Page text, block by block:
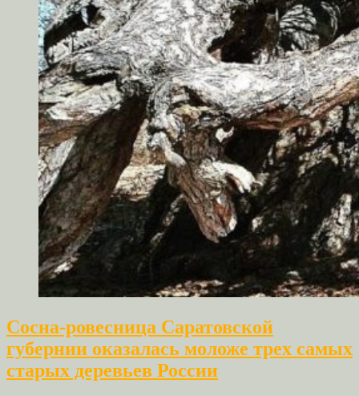
Сосна-ровесница Саратовской
губернии оказалась моложе трех самых
старых деревьев России